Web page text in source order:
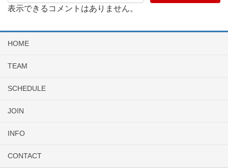
表示できるコメントはありません。
HOME
TEAM
SCHEDULE
JOIN
INFO
CONTACT